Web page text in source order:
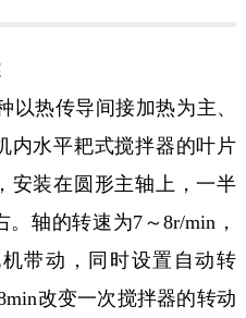
热传导间接加热为主、
内水平耙式搅拌器的叶片
安装在圆形主轴上，一半
轴的转速为7～8r/min，
带动，同时设置自动转
改变一次搅拌器的转动